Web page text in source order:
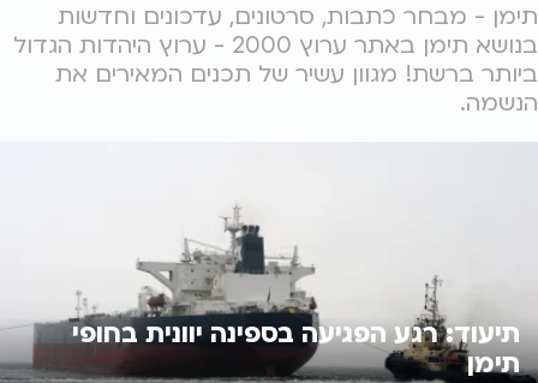
תימן - מבחר כתבות, סרטונים, עדכונים וחדשות
בנושא תימן באתר ערוץ 2000 - ערוץ היהדות הגדול
ביותר ברשת! מגוון עשיר של תכנים המאירים את
הנשמה.
תיעוד: רגע הפגיעה בספינה יוונית בחופי
תימן